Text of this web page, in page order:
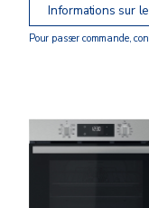
Informations sur
Pour passer commande,